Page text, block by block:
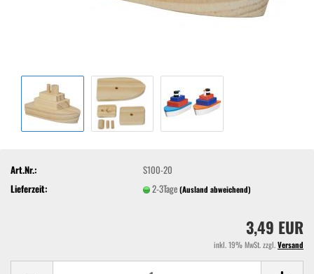
Art.Nr.:
S100-20
Lieferzeit:
2-3Tage(Ausland abweichend)
3,49 EUR
inkl. 19% MwSt. zzgl.Versand